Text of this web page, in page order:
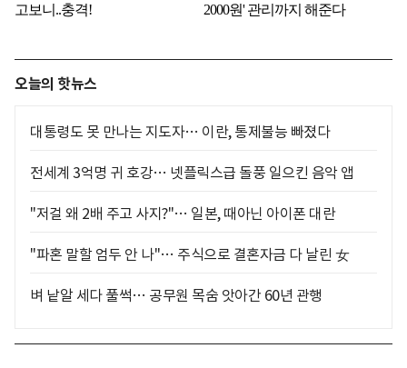
오늘의 핫뉴스
대통령도 못 만나는 지도자… 이란, 통제불능 빠졌다
전세계 3억명 귀 호강… 넷플릭스급 돌풍 일으킨 음악 앱
"저걸 왜 2배 주고 사지?"… 일본, 때아닌 아이폰 대란
"파혼 말할 엄두 안 나"… 주식으로 결혼자금 다 날린 女
벼 낱알 세다 풀썩… 공무원 목숨 앗아간 60년 관행